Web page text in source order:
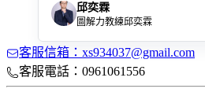
邱奕霖
圖解力教練邱奕霖
客服信箱：xs934037@gmail.com
客服電話：0961061556